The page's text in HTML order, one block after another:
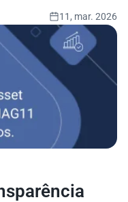
11, mar. 2026